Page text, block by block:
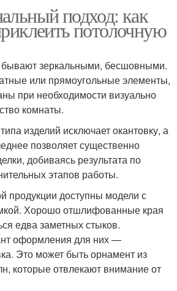
подход: как
потолочную
зеркальными, бесшовными.
или прямоугольные элементы,
при необходимости визуально
комнаты.
изделий исключает окантовку, а
позволяет существенно
добиваясь результата по
этапов работы.
продукции доступны модели с
Хорошо отшлифованные края
едва заметных стыков.
оформления для них —
Это может быть орнамент из
которые отвлекают внимание от